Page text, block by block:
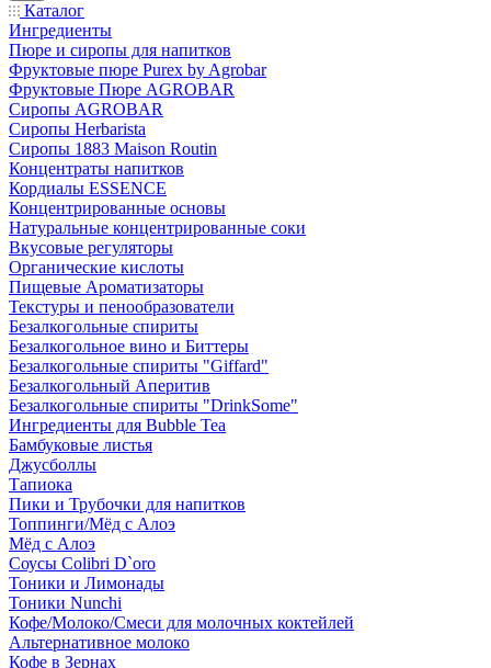
Каталог
Ингредиенты
Пюре и сиропы для напитков
Фруктовые пюре Purex by Agrobar
Фруктовые Пюре AGROBAR
Сиропы AGROBAR
Сиропы Herbarista
Сиропы 1883 Maison Routin
Концентраты напитков
Кордиалы ESSENCE
Концентрированные основы
Натуральные концентрированные соки
Вкусовые регуляторы
Органические кислоты
Пищевые Ароматизаторы
Текстуры и пенообразователи
Безалкогольные спириты
Безалкогольное вино и Биттеры
Безалкогольные спириты "Giffard"
Безалкогольный Аперитив
Безалкогольные спириты "DrinkSome"
Ингредиенты для Bubble Tea
Бамбуковые листья
Джусболлы
Тапиока
Пики и Трубочки для напитков
Топпинги/Мёд с Алоэ
Мёд с Алоэ
Соусы Colibri D`oro
Тоники и Лимонады
Тоники Nunchi
Кофе/Молоко/Смеси для молочных коктейлей
Альтернативное молоко
Кофе в Зернах